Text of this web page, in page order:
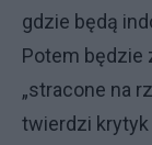
gdzie będą
Potem będzie
„stracone na
twierdzi krytyk